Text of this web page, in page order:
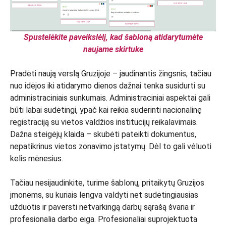
Spustelėkite paveikslėlį, kad šabloną atidarytumėte
naujame skirtuke
Pradėti naują verslą Gruzijoje – jaudinantis žingsnis, tačiau
nuo idėjos iki atidarymo dienos dažnai tenka susidurti su
administraciniais sunkumais. Administraciniai aspektai gali
būti labai sudėtingi, ypač kai reikia suderinti nacionalinę
registraciją su vietos valdžios institucijų reikalavimais.
Dažna steigėjų klaida – skubėti pateikti dokumentus,
nepatikrinus vietos zonavimo įstatymų. Dėl to gali vėluoti
kelis mėnesius.
Tačiau nesijaudinkite, turime šablonų, pritaikytų Gruzijos
įmonėms, su kuriais lengva valdyti net sudėtingiausias
užduotis ir paversti netvarkingą darbų sąrašą švaria ir
profesionalia darbo eiga. Profesionaliai suprojektuota